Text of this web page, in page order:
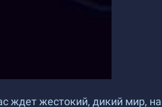
ждет жестокий, дикий мир,